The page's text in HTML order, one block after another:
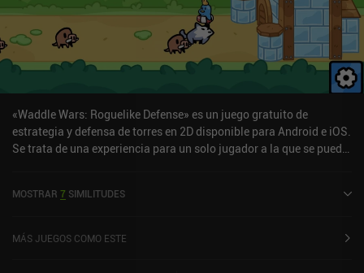
«Waddle Wars: Roguelike Defense» es un juego gratuito de
estrategia y defensa de torres en 2D disponible para Android e iOS.
Se trata de una experiencia para un solo jugador a la que se puede
Roguelike Defense se lanzó en septiembre de 2023 y tiene
4,5 sobre 5,0 en la App Store de iOS.
MOSTRAR 7 SIMILITUDES
MÁS JUEGOS COMO ESTE